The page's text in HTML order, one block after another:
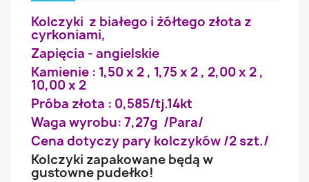
Kolczyki z białego i żółtego złota z
cyrkoniami,
Zapięcia - angielskie
Kamienie : 1,50 x 2 , 1,75 x 2 , 2,00 x 2 ,
10,00 x 2
Próba złota : 0,585/tj.14kt
Waga wyrobu: 7,27g /Para/
Cena dotyczy pary kolczyków /2 szt./
Kolczyki zapakowane będą w
gustowne pudełko!